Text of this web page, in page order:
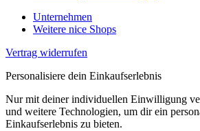
Unternehmen
Weitere nice Shops
Vertrag widerrufen
Personalisiere dein Einkaufserlebnis
Nur mit deiner individuellen Einwilligung
und weitere Technologien, um dir ein
Einkaufserlebnis zu bieten.